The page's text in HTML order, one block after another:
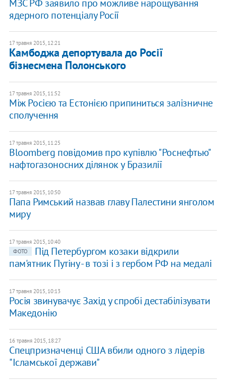
МЗС РФ заявило про можливе нарощування
ядерного потенціалу Росії
17 травня 2015, 12:21
Камбоджа депортувала до Росії
бізнесмена Полонського
17 травня 2015, 11:52
Між Росією та Естонією припиниться залізничне
сполучення
17 травня 2015, 11:25
Bloomberg повідомив про купівлю "Роснефтью"
нафтогазоносних ділянок у Бразилії
17 травня 2015, 10:50
Папа Римський назвав главу Палестини янголом
миру
17 травня 2015, 10:40
ФОТО
Під Петербургом козаки відкрили
пам'ятник Путіну - в тозі і з гербом РФ на медалі
17 травня 2015, 10:13
Росія звинувачує Захід у спробі дестабілізувати
Македонію
16 травня 2015, 18:27
Спецпризначенці США вбили одного з лідерів
"Ісламської держави"